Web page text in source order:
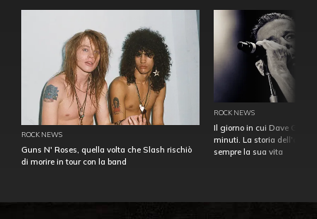
ROCK NEWS
Guns N' Roses, quella volta che Slash rischiò
di morire in tour con la band
ROCK NEWS
Il giorno in cui Dave
minuti. La storia
sempre la sua vita